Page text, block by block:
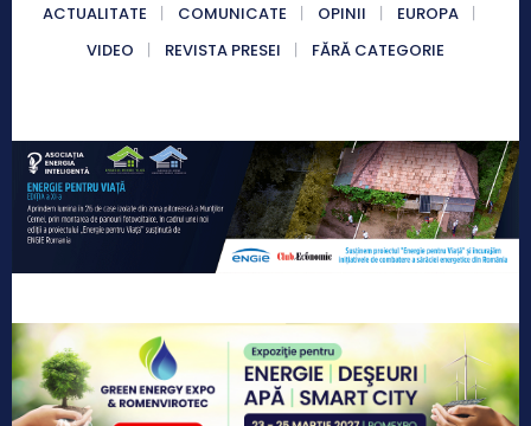
ACTUALITATE COMUNICATE OPINII
EUROPA
VIDEO
REVISTA PRESEI FĂRĂ CATEGORIE